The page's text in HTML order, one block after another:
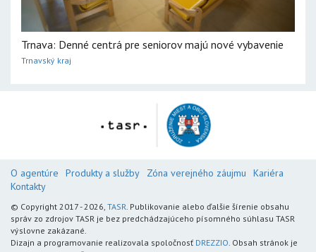
Trnava: Denné centrá pre seniorov majú nové vybavenie
Trnavský kraj
O agentúre Produkty a služby Zóna verejného záujmu
Kariéra
Kontakty
© Copyright 2017 - 2026, TASR. Publikovanie alebo ďalšie šírenie obsahu
správ zo zdrojov TASR je bez predchádzajúceho písomného súhlasu TASR
výslovne zakázané.
Dizajn a programovanie realizovala spoločnosť DREZZIO. Obsah stránok je